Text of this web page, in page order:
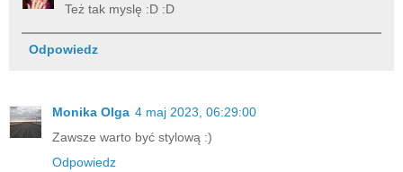
Też tak myslę :D :D
Odpowiedz
Monika Olga 4 maj 2023, 06:29:00
Zawsze warto być stylową :)
Odpowiedz